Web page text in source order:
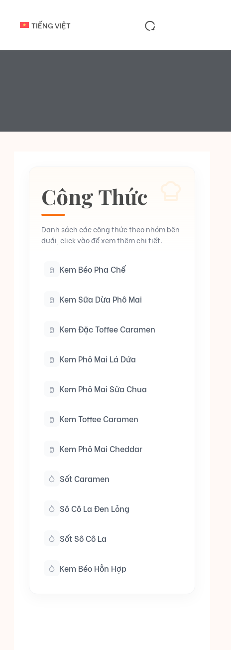
TIẾNG VIỆT
Công Thức
Danh sách các công thức theo nhóm bên
dưới, click vào để xem thêm chi tiết.
Kem Béo Pha Chế
Kem Sữa Dừa Phô Mai
Kem Đặc Toffee Caramen
Kem Phô Mai Lá Dứa
Kem Phô Mai Sữa Chua
Kem Toffee Caramen
Kem Phô Mai Cheddar
Sốt Caramen
Sô Cô La Đen Lỏng
Sốt Sô Cô La
Kem Béo Hỗn Hợp